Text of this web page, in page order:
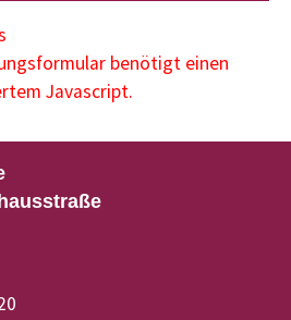
benötigt einen
Javascript.